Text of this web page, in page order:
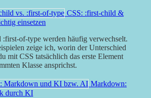
CSS: :first-child &
einsetzen
:first-of-type werden häufig verwechselt.
zeige ich, worin der Unterschied
mit CSS tatsächlich das erste Element
Klasse ansprichst.
Markdown:
durch KI